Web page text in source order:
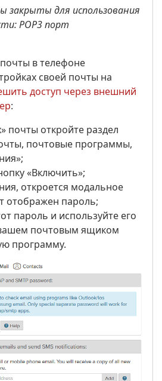
закрыты для использования
РОР3 порт
в телефоне
своей почты на
доступ через внешний
:
почты откройте раздел
почтовые программы,
«Включить»;
откроется модальное
отображен пароль;
пароль и используйте его
почтовым ящиком
программу.